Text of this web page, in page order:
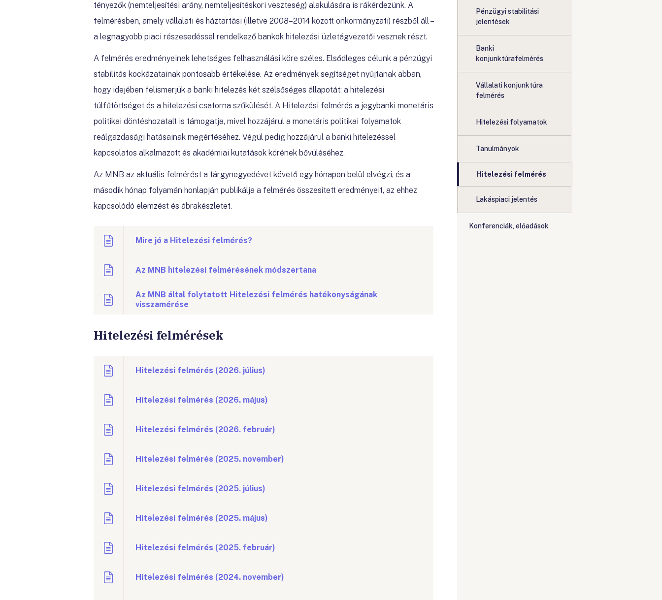
tényezők (nemteljesítési arány, nemteljesítéskori veszteség) alakulására is rákérdezünk. A
felmérésben, amely vállalati és háztartási (illetve 2008–2014 között önkormányzati) részből áll –
a legnagyobb piaci részesedéssel rendelkező bankok hitelezési üzletágvezetői vesznek részt.
A felmérés eredményeinek lehetséges felhasználási köre széles. Elsődleges célunk a pénzügyi
stabilitás kockázatainak pontosabb értékelése. Az eredmények segítséget nyújtanak abban,
hogy idejében felismerjük a banki hitelezés két szélsőséges állapotát: a hitelezési
túlfűtöttséget és a hitelezési csatorna szűkülését. A Hitelezési felmérés a jegybanki monetáris
politikai döntéshozatalt is támogatja, mivel hozzájárul a monetáris politikai folyamatok
reálgazdasági hatásainak megértéséhez. Végül pedig hozzájárul a banki hitelezéssel
kapcsolatos alkalmazott és akadémiai kutatások körének bővüléséhez.
Az MNB az aktuális felmérést a tárgynegyedévet követő egy hónapon belül elvégzi, és a
második hónap folyamán honlapján publikálja a felmérés összesített eredményeit, az ehhez
kapcsolódó elemzést és ábrakészletet.
Mire jó a Hitelezési felmérés?
Az MNB hitelezési felmérésének módszertana
Az MNB által folytatott Hitelezési felmérés hatékonyságának
visszamérése
Hitelezési felmérések
Hitelezési felmérés (2026. július)
Hitelezési felmérés (2026. május)
Hitelezési felmérés (2026. február)
Hitelezési felmérés (2025. november)
Hitelezési felmérés (2025. július)
Hitelezési felmérés (2025. május)
Hitelezési felmérés (2025. február)
Hitelezési felmérés (2024. november)
Pénzügyi stabilitási
jelentések
Banki
konjunktúrafelmérés
Vállalati konjunktúra
felmérés
Hitelezési folyamatok
Tanulmányok
Hitelezési felmérés
Lakáspiaci jelentés
Konferenciák, előadások